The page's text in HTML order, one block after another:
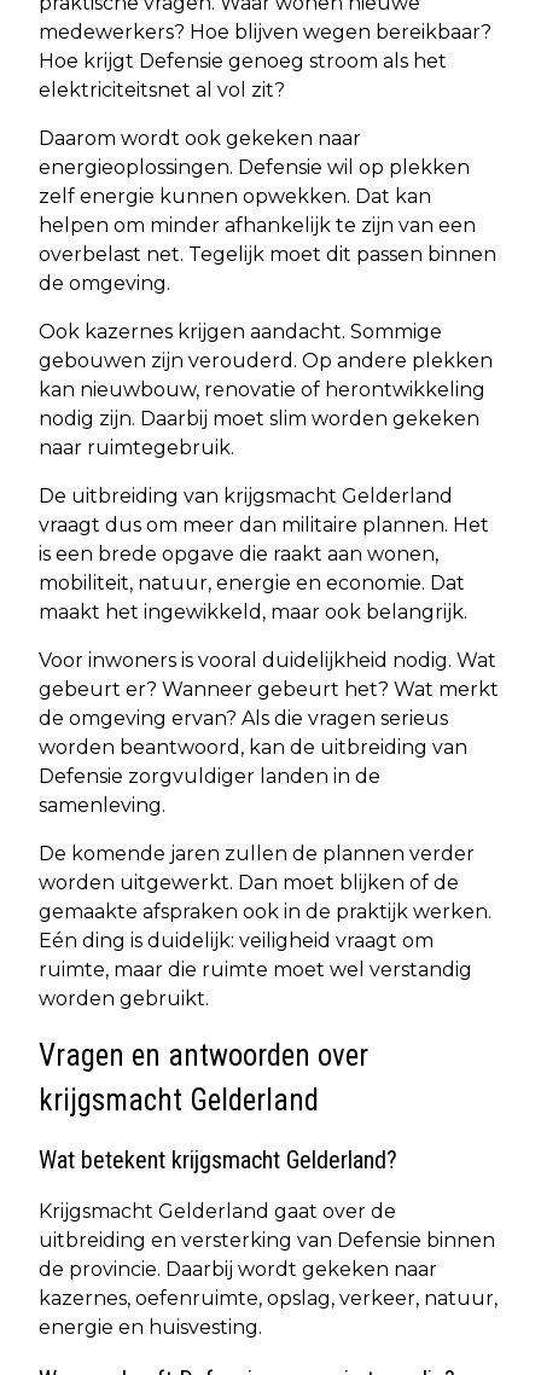
medewerkers? Hoe blijven wegen bereikbaar?
Hoe krijgt Defensie genoeg stroom als het
elektriciteitsnet al vol zit?
Daarom wordt ook gekeken naar
energieoplossingen. Defensie wil op plekken
zelf energie kunnen opwekken. Dat kan
helpen om minder afhankelijk te zijn van een
overbelast net. Tegelijk moet dit passen binnen
de omgeving.
Ook kazernes krijgen aandacht. Sommige
gebouwen zijn verouderd. Op andere plekken
kan nieuwbouw, renovatie of herontwikkeling
nodig zijn. Daarbij moet slim worden gekeken
naar ruimtegebruik.
De uitbreiding van krijgsmacht Gelderland
vraagt dus om meer dan militaire plannen. Het
is een brede opgave die raakt aan wonen,
mobiliteit, natuur, energie en economie. Dat
maakt het ingewikkeld, maar ook belangrijk.
Voor inwoners is vooral duidelijkheid nodig. Wat
gebeurt er? Wanneer gebeurt het? Wat merkt
de omgeving ervan? Als die vragen serieus
worden beantwoord, kan de uitbreiding van
Defensie zorgvuldiger landen in de
samenleving.
De komende jaren zullen de plannen verder
worden uitgewerkt. Dan moet blijken of de
gemaakte afspraken ook in de praktijk werken.
Eén ding is duidelijk: veiligheid vraagt om
ruimte, maar die ruimte moet wel verstandig
worden gebruikt.
Vragen en antwoorden over
krijgsmacht Gelderland
Wat betekent krijgsmacht Gelderland?
Krijgsmacht Gelderland gaat over de
uitbreiding en versterking van Defensie binnen
de provincie. Daarbij wordt gekeken naar
kazernes, oefenruimte, opslag, verkeer, natuur,
energie en huisvesting.